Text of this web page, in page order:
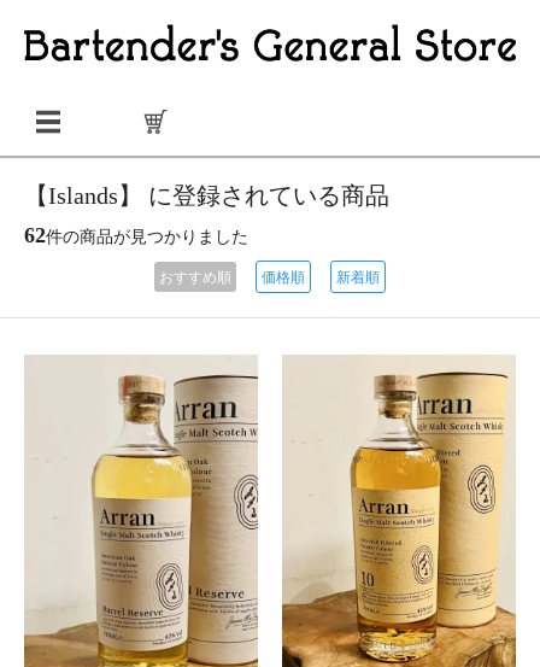
【Islands】 に登録されている商品
62件の商品が見つかりました
おすすめ順 価格順 新着順